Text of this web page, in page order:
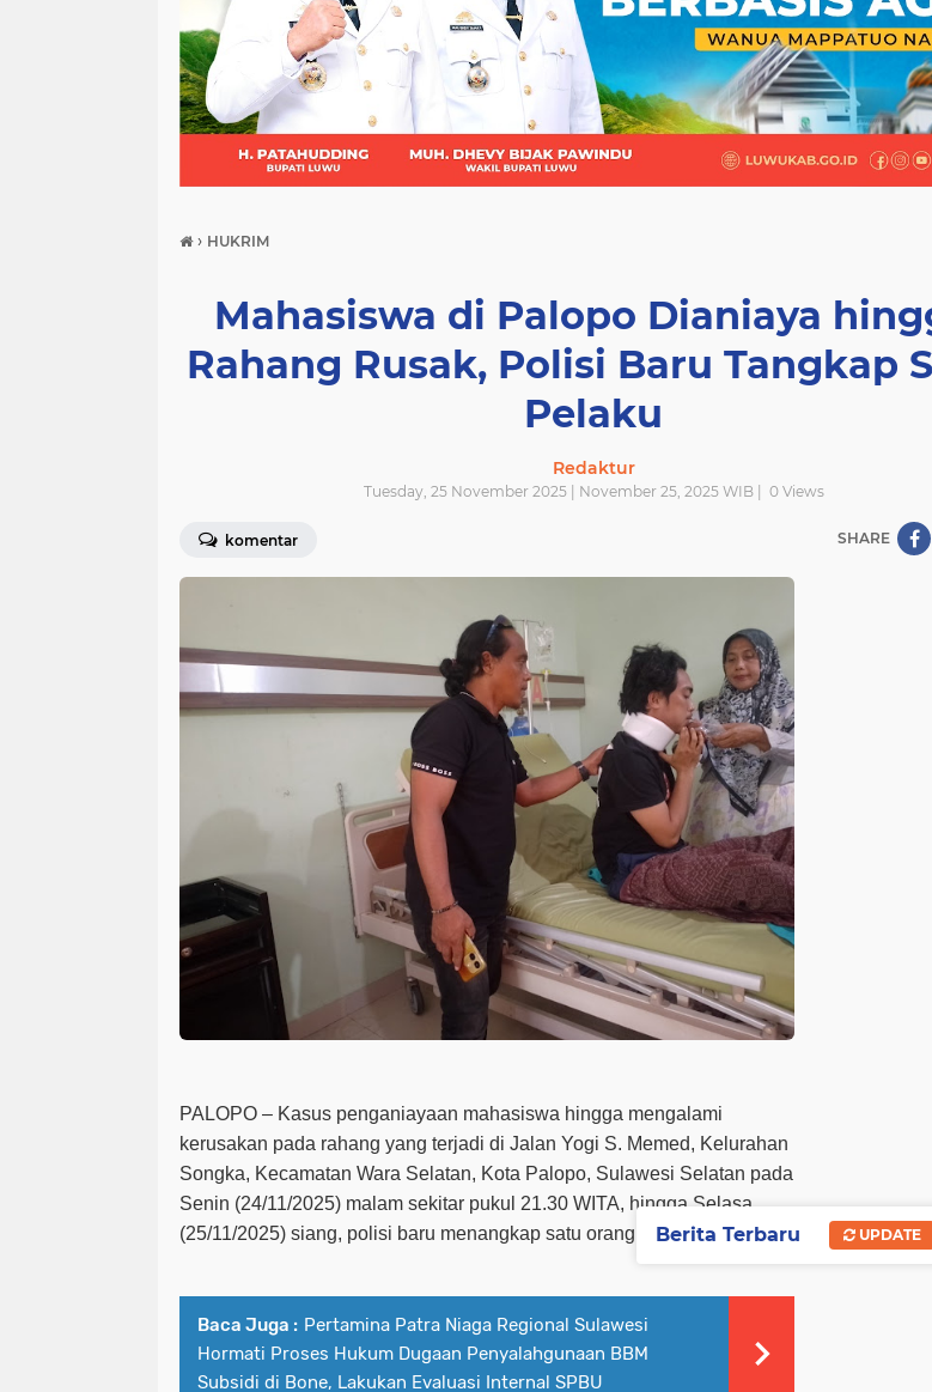
(21) (9) (7)
› HUKRIM
Mahasiswa di Palopo Dianiaya
Rahang Rusak, Polisi Baru Tangkap
Pelaku
Redaktur
Tuesday, 25 November 2025 | November 25, 2025 WIB | 0Views
komentar SHARE
PALOPO – Kasus penganiayaan mahasiswa hingga mengalami
kerusakan pada rahang yang terjadi di Jalan Yogi S. Memed, Kelurahan
Songka, Kecamatan Wara Selatan, Kota Palopo, Sulawesi Selatan pada
Senin (24/11/2025) malam sekitar pukul 21.30 WITA, hingga Selasa
(25/11/2025) siang, polisi baru menangkap satu orang pelaku.
Baca Juga : Pertamina Patra Niaga Regional Sulawesi
Hormati Proses Hukum Dugaan Penyalahgunaan BBM
Subsidi di Bone, Lakukan Evaluasi Internal SPBU
Berita Terbaru UPDATE